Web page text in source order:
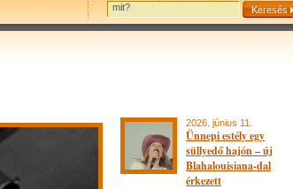
2026. június 11.
Ünnepi estély egy
süllyedő hajón – új
Blahalouisiana-dal
érkezett